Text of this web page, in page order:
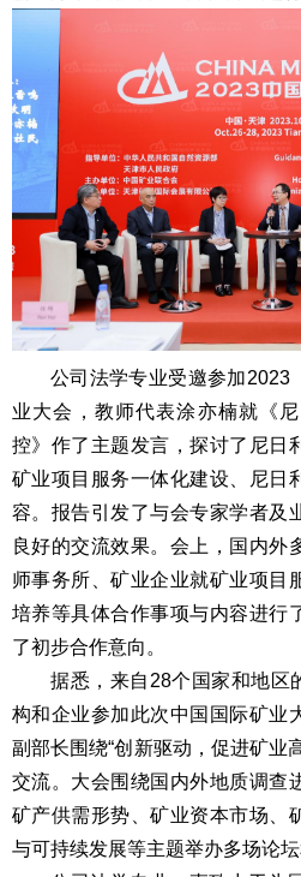
公司法学专业受邀参加2023
业大会，教师代表涂亦楠就《
控》作了主题发言，探讨了尼日
矿业项目服务一体化建设、尼日
容。报告引发了与会专家学者及
良好的交流效果。会上，国内外
师事务所、矿业企业就矿业项目
培养等具体合作事项与内容进行
了初步合作意向。
据悉，来自28个国家和地区
构和企业参加此次中国国际矿业
副部长围绕“创新驱动，促进矿业
交流。大会围绕国内外地质调查
矿产供需形势、矿业资本市场、
与可持续发展等主题举办多场论坛